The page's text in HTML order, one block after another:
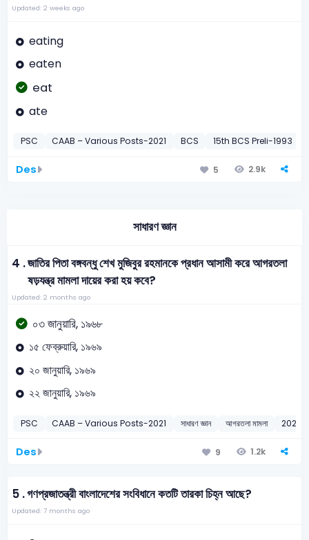
Updated: 2 weeks ago
eating
eaten
eat
ate
PSC CAAB – Various Posts-2021 BCS 15th BCS Preli-1993
Des 5 2.9k
সাধারণ জ্ঞান
4 .জাতির পিতা বঙ্গবন্ধু শেখ মুজিবুর রহমানকে প্রধান আসামী করে আগরতলা
ষড়যন্ত্র মামলা দায়ের করা হয় কবে?
Updated: 2 months ago
০৩ জানুয়ারি, ১৯৬৮
১৫ ফেব্রুয়ারি, ১৯৬৯
২০ জানুয়ারি, ১৯৬৯
২২ জানুয়ারি, ১৯৬৯
PSC CAAB – Various Posts-2021 সাধারণ জ্ঞান আগরতলা মামলা 2021
Des 9 1.2k
5 .গণপ্রজাতন্ত্রী বাংলাদেশের সংবিধানে কতটি তারকা চিহ্ন আছে?
Updated: 7 months ago